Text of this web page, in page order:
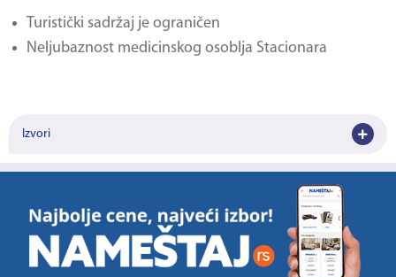
Turistički sadržaj je ograničen
Neljubaznost medicinskog osoblja Stacionara
Izvori